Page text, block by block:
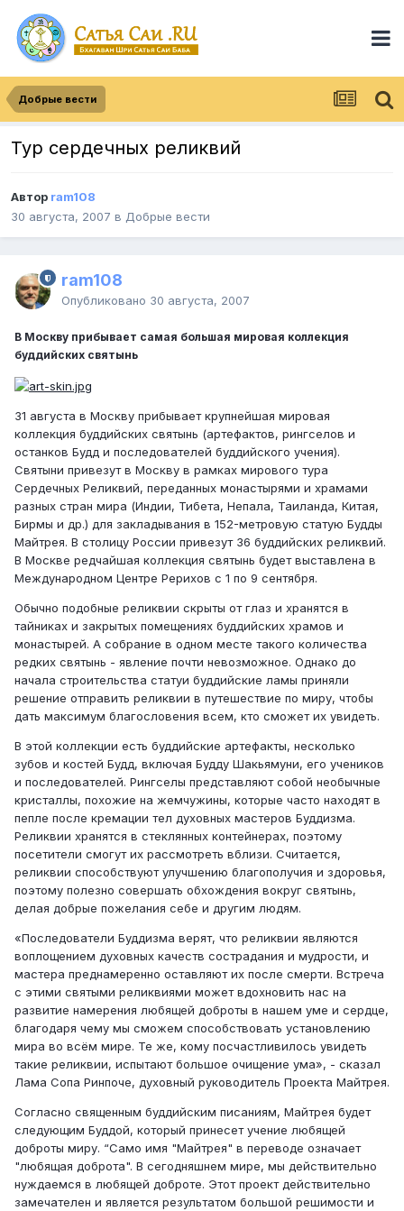
Добрые вести
Тур сердечных реликвий
Автор ram108
30 августа, 2007 в Добрые вести
ram108
Опубликовано 30 августа, 2007
В Москву прибывает самая большая мировая коллекция
буддийских святынь
31 августа в Москву прибывает крупнейшая мировая
коллекция буддийских святынь (артефактов, рингселов и
останков Будд и последователей буддийского учения).
Святыни привезут в Москву в рамках мирового тура
Сердечных Реликвий, переданных монастырями и храмами
разных стран мира (Индии, Тибета, Непала, Таиланда, Китая,
Бирмы и др.) для закладывания в 152-метровую статую Будды
Майтрея. В столицу России привезут 36 буддийских реликвий.
В Москве редчайшая коллекция святынь будет выставлена в
Международном Центре Рерихов с 1 по 9 сентября.
Обычно подобные реликвии скрыты от глаз и хранятся в
тайниках и закрытых помещениях буддийских храмов и
монастырей. А собрание в одном месте такого количества
редких святынь - явление почти невозможное. Однако до
начала строительства статуи буддийские ламы приняли
решение отправить реликвии в путешествие по миру, чтобы
дать максимум благословения всем, кто сможет их увидеть.
В этой коллекции есть буддийские артефакты, несколько
зубов и костей Будд, включая Будду Шакьямуни, его учеников
и последователей. Рингселы представляют собой необычные
кристаллы, похожие на жемчужины, которые часто находят в
пепле после кремации тел духовных мастеров Буддизма.
Реликвии хранятся в стеклянных контейнерах, поэтому
посетители смогут их рассмотреть вблизи. Считается,
реликвии способствуют улучшению благополучия и здоровья,
поэтому полезно совершать обхождения вокруг святынь,
делая добрые пожелания себе и другим людям.
«Последователи Буддизма верят, что реликвии являются
воплощением духовных качеств сострадания и мудрости, и
мастера преднамеренно оставляют их после смерти. Встреча
с этими святыми реликвиями может вдохновить нас на
развитие намерения любящей доброты в нашем уме и сердце,
благодаря чему мы сможем способствовать установлению
мира во всём мире. Те же, кому посчастливилось увидеть
такие реликвии, испытают большое очищение ума», - сказал
Лама Сопа Ринпоче, духовный руководитель Проекта Майтрея.
Согласно священным буддийским писаниям, Майтрея будет
следующим Буддой, который принесет учение любящей
доброты миру. “Само имя "Mайтрея" в переводе означает
"любящая доброта". В сегодняшнем мире, мы действительно
нуждаемся в любящей доброте. Этот проект действительно
замечателен и является результатом большой решимости и